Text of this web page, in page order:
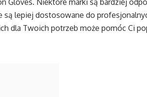
Gloves. Niektóre marki są bardziej
są lepiej dostosowane do
dla Twoich potrzeb może pomóc Ci